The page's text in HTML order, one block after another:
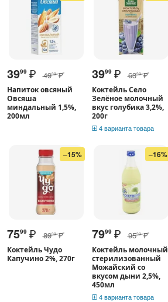
3999 ₽ 4999 ₽
Напиток овсяный
Овсяша
миндальный 1,5%,
200мл
3999 ₽ 6399 ₽
Коктейль Село
Зелёное молочный
вкус голубика 3,2%,
200г
4 варианта товара
–15%
7599 ₽ 8999 ₽
Коктейль Чудо
Капучино 2%, 270г
–16%
7999 ₽ 9599 ₽
Коктейль молочный
стерилизованный
Можайский со
вкусом дыни 2,5%,
450мл
4 варианта товара